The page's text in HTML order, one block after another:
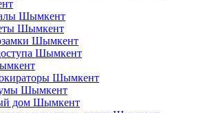
Шымкент
Шымкент
Шымкент
Шымкент
Шымкент
Шымкент
дом Шымкент